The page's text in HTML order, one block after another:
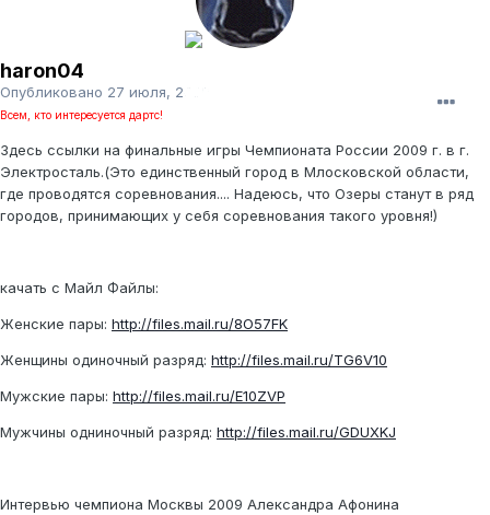
haron04
Опубликовано 27 июля, 2009
Всем, кто интересуется дартс!
Здесь ссылки на финальные игры Чемпионата России 2009 г. в г.
Электросталь.(Это единственный город в Млосковской области,
где проводятся соревнования.... Надеюсь, что Озеры станут в ряд
городов, принимающих у себя соревнования такого уровня!)
качать с Майл Файлы:
Женские пары: http://files.mail.ru/8O57FK
Женщины одиночный разряд: http://files.mail.ru/TG6V10
Мужские пары: http://files.mail.ru/E10ZVP
Мужчины одниночный разряд: http://files.mail.ru/GDUXKJ
Интервью чемпиона Москвы 2009 Александра Афонина